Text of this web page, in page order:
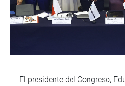
El presidente del Congreso,